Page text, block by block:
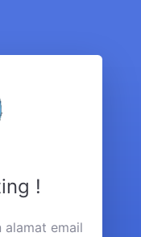
!
alamat email